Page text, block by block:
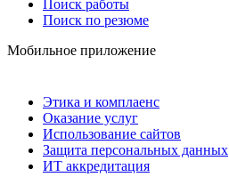
Поиск работы
Поиск по резюме
Мобильное приложение
Этика и комплаенс
Оказание услуг
Использование сайтов
Защита персональных данных
ИТ аккредитация